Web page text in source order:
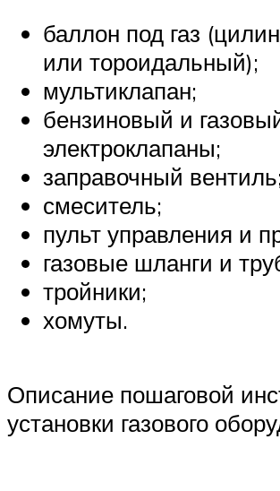
баллон под газ
или тороидальный);
мультиклапан;
бензиновый и
электроклапаны;
заправочный
смеситель;
пульт управления и
газовые шланги и
тройники;
хомуты.
Описание пошаговой
установки газового